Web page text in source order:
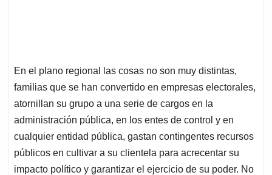
En el plano regional las cosas no son muy distintas,
familias que se han convertido en empresas electorales,
atornillan su grupo a una serie de cargos en la
administración pública, en los entes de control y en
cualquier entidad pública, gastan contingentes recursos
públicos en cultivar a su clientela para acrecentar su
impacto político y garantizar el ejercicio de su poder. No